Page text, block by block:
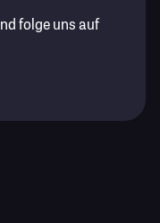
folge uns auf